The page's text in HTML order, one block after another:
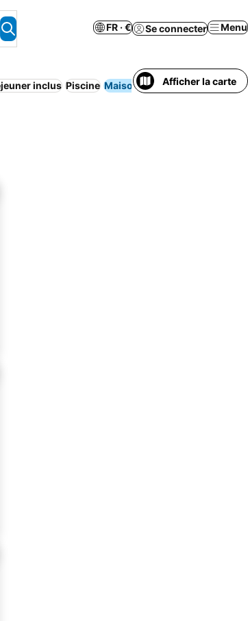
FR · € Se connecter Menu
inclus Piscine Maison/appartement entier
Afficher la carte
à mes favoris
à mes favoris
à mes favoris